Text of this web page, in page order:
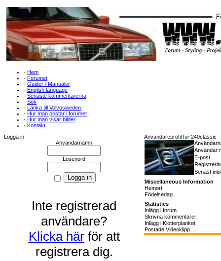
· Hem
· Forumet
· Guider / Manualer
· English language
· Senaste kommentarerna
· Sök
· Länka till Volvosweden
· Hur man postar i forumet
· Hur man visar bilder
· Kontakt
Logga in
Användarnamn
Lösenord
Inte registrerad
användare?
Klicka härför att
registrera dig.
Användareprofil för 240classic
Användar
E-post
Senast
Miscellaneous Information
Hemort
Födelsedag
Statistics
Inlägg i forum
Skrivna kommentarer
Inlägg i Klotterplanket
Postade Videoklipp